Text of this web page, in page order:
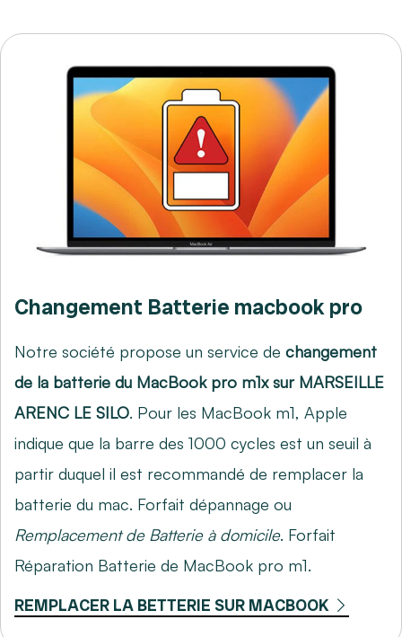
Changement Batterie macbook pro
Notre société propose un service de changement
de la batterie du MacBook pro m1x sur MARSEILLE
ARENC LE SILO. Pour les MacBook m1, Apple
indique que la barre des 1000 cycles est un seuil à
partir duquel il est recommandé de remplacer la
batterie du mac. Forfait dépannage ou
Remplacement de Batterie à domicile. Forfait
Réparation Batterie de MacBook pro m1.
REMPLACER LA BETTERIE SUR MACBOOK